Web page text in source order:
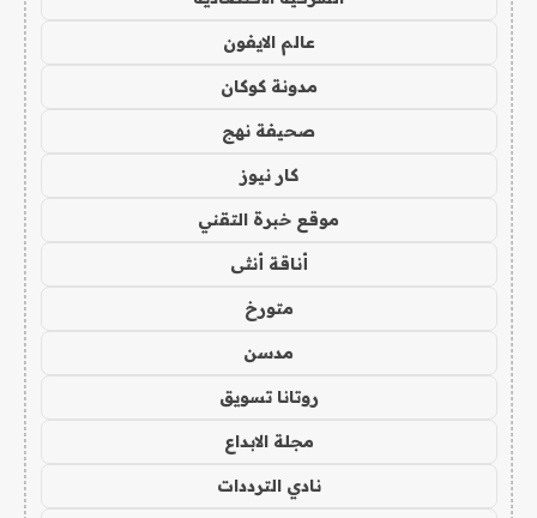
عالم الايفون
مدونة كوكان
صحيفة نهج
كار نيوز
موقع خبرة التقني
أناقة أنثى
متورخ
مدسن
روتانا تسويق
مجلة الابداع
نادي الترددات